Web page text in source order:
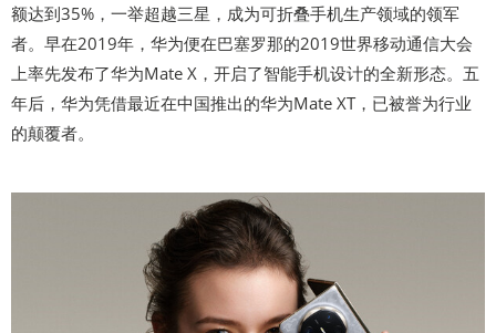
额达到35%，一举超越三星，成为可折叠手机生产领域的领军
者。早在2019年，华为便在巴塞罗那的2019世界移动通信大会
上率先发布了华为Mate X，开启了智能手机设计的全新形态。五
年后，华为凭借最近在中国推出的华为Mate XT，已被誉为行业
的颠覆者。